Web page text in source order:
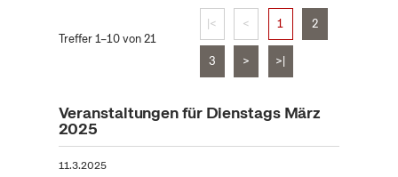
Treffer 1–10 von 21
|< < 1 2
3 > >|
Veranstaltungen für Dienstags März
2025
11.3.2025